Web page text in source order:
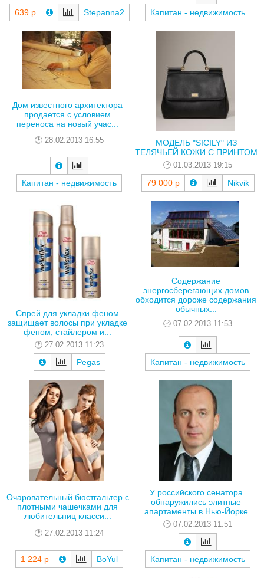
639 р Stepanna2 Капитан - недвижимость
Дом известного архитектора
продается с условием
переноса на новый учас...
28.02.2013 16:55
Капитан - недвижимость
МОДЕЛЬ "SICILY" ИЗ
ТЕЛЯЧЬЕЙ КОЖИ С ПРИНТОМ
01.03.2013 19:15
79 000 р Nikvik
Спрей для укладки феном
защищает волосы при укладке
феном, стайлером и...
27.02.2013 11:23
Pegas
Содержание
энергосберегающих домов
обходится дороже содержания
обычных...
07.02.2013 11:53
Капитан - недвижимость
Очаровательный бюстгальтер с
плотными чашечками для
любительниц класси...
27.02.2013 11:24
1 224 р BoYul
У российского сенатора
обнаружились элитные
апартаменты в Нью-Йорке
07.02.2013 11:51
Капитан - недвижимость